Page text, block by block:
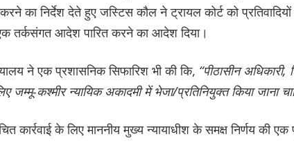
का निर्देश देते हुए जस्टिस कौल ने ट्रायल कोर्ट को
तर्कसंगत आदेश पारित करने का आदेश दिया।
ने एक प्रशासनिक सिफारिश भी की कि, “पीठासीन
जम्मू-कश्मीर न्यायिक अकादमी में भेजा/प्रतिनियुक्त किया जाना
कार्रवाई के लिए माननीय मुख्य न्यायाधीश के समक्ष निर्णय की एक